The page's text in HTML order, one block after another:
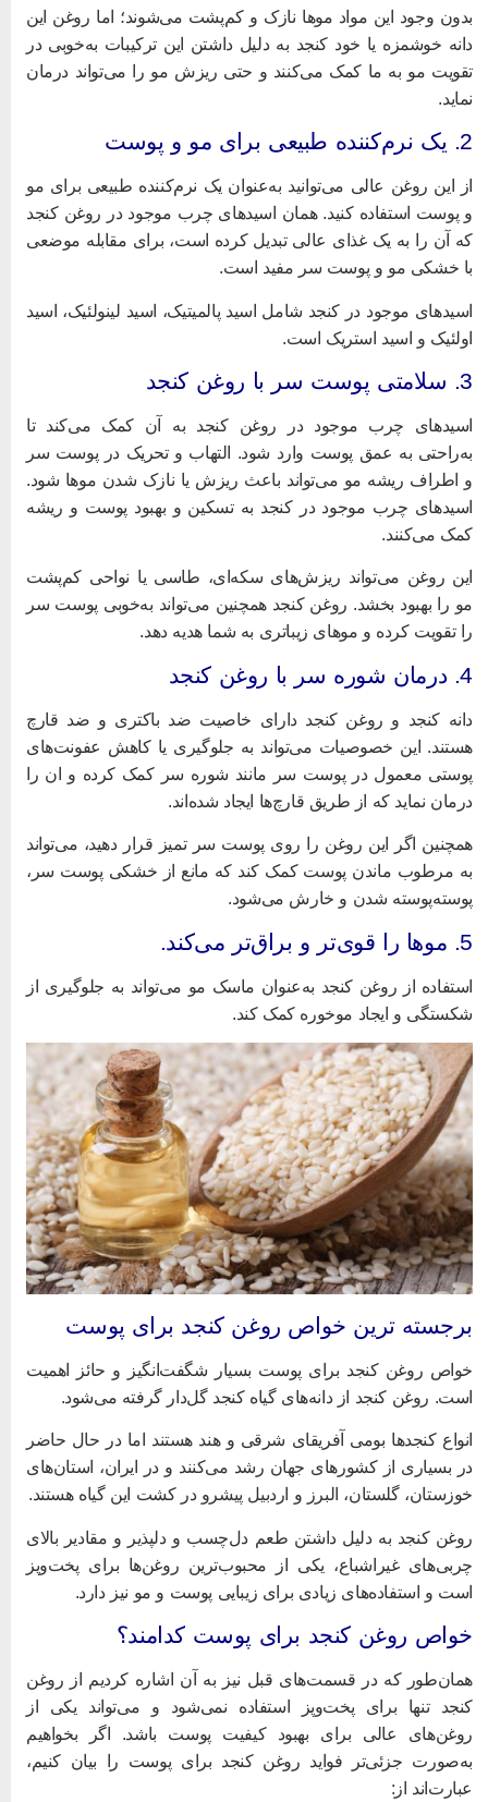
وجود این مواد موها نازک و کم‌پشت می‌شوند؛ اما روغن این
خوشمزه یا خود کنجد به دلیل داشتن این ترکیبات به‌خوبی در
مو به ما کمک می‌کنند و حتی ریزش مو را می‌تواند درمان
این روغن عالی می‌توانید به‌عنوان یک نرم‌کننده طبیعی برای مو
پوست استفاده کنید. همان اسیدهای چرب موجود در روغن کنجد
آن را به یک غذای عالی تبدیل کرده است، برای مقابله موضعی
خشکی مو و پوست سر مفید است.
موجود در کنجد شامل اسید پالمیتیک، اسید لینولئیک، اسید
و اسید استریک است.
چرب موجود در روغن کنجد به آن کمک می‌کند تا
به عمق پوست وارد شود. التهاب و تحریک در پوست سر
اطراف ریشه مو می‌تواند باعث ریزش یا نازک شدن موها شود.
چرب موجود در کنجد به تسکین و بهبود پوست و ریشه
می‌کنند.
روغن می‌تواند ریزش‌های سکه‌ای، طاسی یا نواحی کم‌پشت
را بهبود بخشد. روغن کنجد همچنین می‌تواند به‌خوبی پوست سر
تقویت کرده و موهای زیباتری به شما هدیه دهد.
کنجد و روغن کنجد دارای خاصیت ضد باکتری و ضد قارچ
این خصوصیات می‌تواند به جلوگیری یا کاهش عفونت‌های
معمول در پوست سر مانند شوره سر کمک کرده و ان را
نماید که از طریق قارچ‌ها ایجاد شده‌اند.
اگر این روغن را روی پوست سر تمیز قرار دهید، می‌تواند
مرطوب ماندن پوست کمک کند که مانع از خشکی پوست سر،
شدن و خارش می‌شود.
از روغن کنجد به‌عنوان ماسک مو می‌تواند به جلوگیری از
و ایجاد موخوره کمک کند.
ترین خواص روغن کنجد برای پوست
روغن کنجد برای پوست بسیار شگفت‌انگیز و حائز اهمیت
روغن کنجد از دانه‌های گیاه کنجد گل‌دار گرفته می‌شود.
کنجدها بومی آفریقای شرقی و هند هستند اما در حال حاضر
بسیاری از کشورهای جهان رشد می‌کنند و در ایران، استان‌های
گلستان، البرز و اردبیل پیشرو در کشت این گیاه هستند.
کنجد به دلیل داشتن طعم دل‌چسب و دلپذیر و مقادیر بالای
غیراشباع، یکی از محبوب‌ترین روغن‌ها برای پخت‌وپز
و استفاده‌های زیادی برای زیبایی پوست و مو نیز دارد.
روغن کنجد برای پوست کدامند؟
که در قسمت‌های قبل نیز به آن اشاره کردیم از روغن
تنها برای پخت‌وپز استفاده نمی‌شود و می‌تواند یکی از
عالی برای بهبود کیفیت پوست باشد. اگر بخواهیم
جزئی‌تر فواید روغن کنجد برای پوست را بیان کنیم،
از: